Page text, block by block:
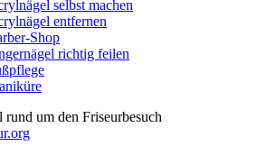
selbst machen
entfernen
Shop
richtig feilen
um den Friseurbesuch